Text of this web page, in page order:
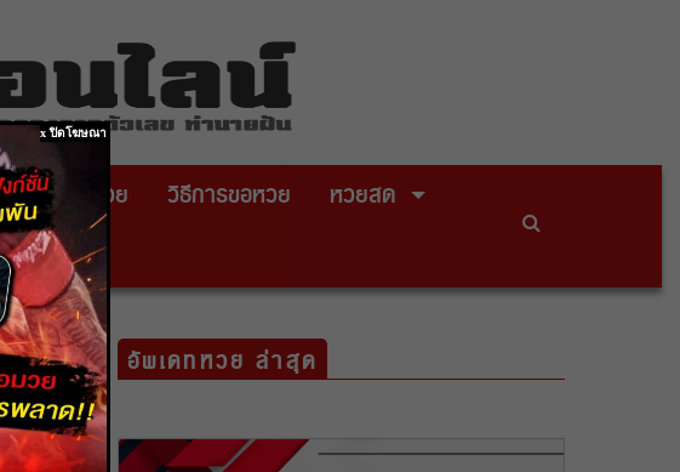
สถานที่ขอหวย วิธีการขอหวย
หวยสด
อัพเดทหวย ล่าสุด
x ปิดโฆษณา